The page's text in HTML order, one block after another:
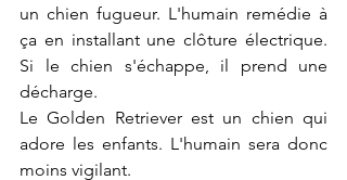
un chien fugueur. L'humain remédie à
ça en installant une clôture électrique.
Si le chien s'échappe, il prend une
décharge.
Le Golden Retriever est un chien qui
adore les enfants. L'humain sera donc
moins vigilant.